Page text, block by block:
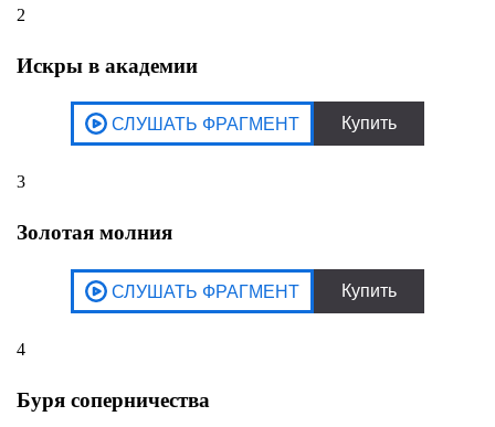
2
Искры в академии
3
Золотая молния
4
Буря соперничества